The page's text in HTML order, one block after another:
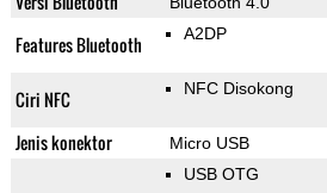
Features Bluetooth A2DP
Ciri NFC NFC Disokong
Jenis konektor Micro USB
USB OTG